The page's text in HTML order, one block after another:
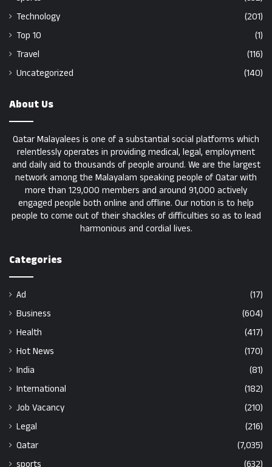
Technology
(201)
Top 10
(1)
Travel
(116)
Uncategorized
(140)
About Us
Qatar Malayalees is one of a substantial social platforms which
relentlessly operates in providing medical, legal, employment
and daily aid to thousands of people around. We are the largest
network among the Malayalam speaking people of Qatar with
more than 129,000 members and around 91,000 actively
engaged people both online and offline. Our notion is to help
people to come out of their shackles of difficulties so as to lead
harmonious and cordial lives.
Categories
Ad
(17)
Business
(604)
Health
(417)
Hot News
(170)
India
(81)
International
(182)
Job Vacancy
(210)
Legal
(216)
Qatar
(7,035)
sports
(632)